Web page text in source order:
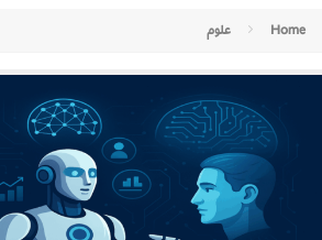
Home علوم